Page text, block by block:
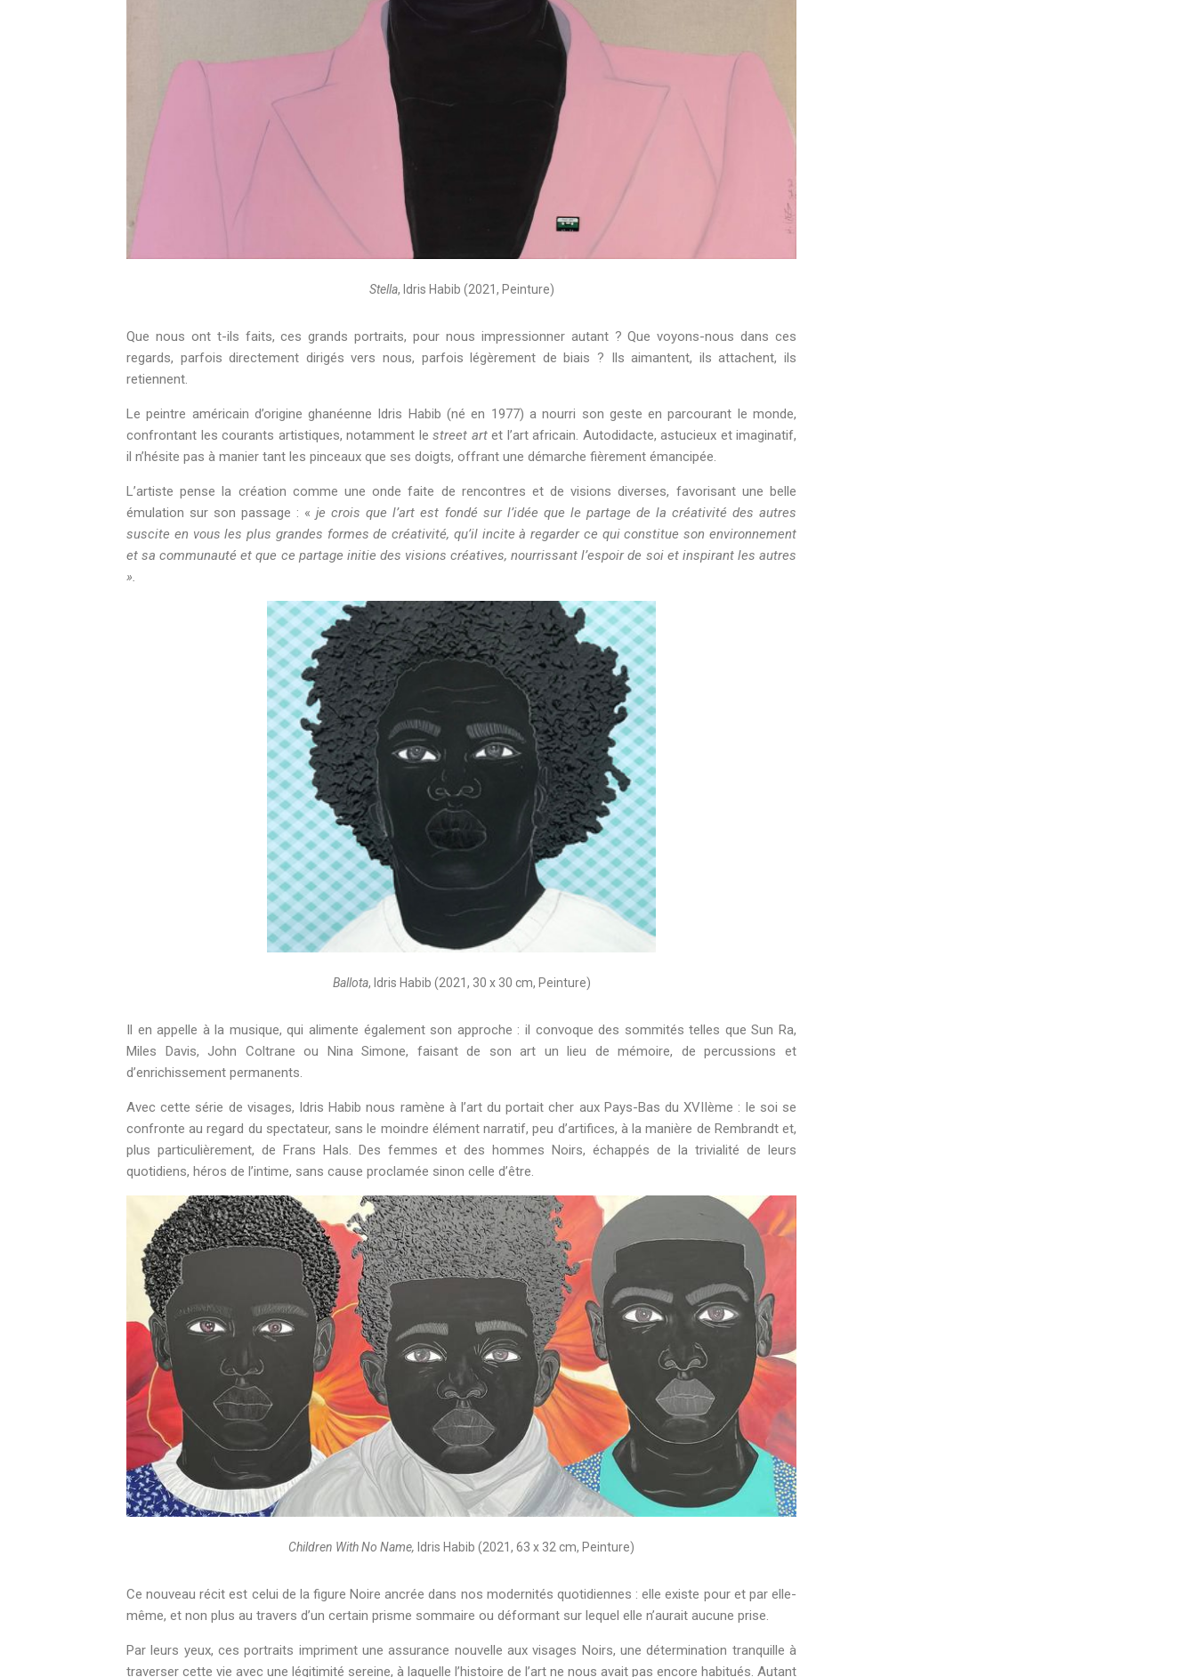
Stella, Idris Habib (2021, Peinture)
Que nous ont t-ils faits, ces grands portraits, pour nous impressionner autant ? Que voyons-nous dans ces
regards, parfois directement dirigés vers nous, parfois légèrement de biais ? Ils aimantent, ils attachent, ils
retiennent.
Le peintre américain d’origine ghanéenne Idris Habib (né en 1977) a nourri son geste en parcourant le monde,
confrontant les courants artistiques, notamment le street artet l’art africain. Autodidacte, astucieux et imaginatif,
il n’hésite pas à manier tant les pinceaux que ses doigts, offrant une démarche fièrement émancipée.
L’artiste pense la création comme une onde faite de rencontres et de visions diverses, favorisant une belle
émulation sur son passage : «je crois que l’art est fondé sur l’idée que le partage de la créativité des autres
suscite en vous les plus grandes formes de créativité, qu’il incite à regarder ce qui constitue son environnement
et sa communauté et que ce partage initie des visions créatives, nourrissant l’espoir de soi et inspirant les autres
».
Ballota, Idris Habib (2021, 30 x 30 cm, Peinture)
Il en appelle à la musique, qui alimente également son approche : il convoque des sommités telles que Sun Ra,
Miles Davis, John Coltrane ou Nina Simone, faisant de son art un lieu de mémoire, de percussions et
d’enrichissement permanents.
Avec cette série de visages, Idris Habib nous ramène à l’art du portait cher aux Pays-Bas du XVIIème : le soi se
confronte au regard du spectateur, sans le moindre élément narratif, peu d’artifices, à la manière de Rembrandt et,
plus particulièrement, de Frans Hals. Des femmes et des hommes Noirs, échappés de la trivialité de leurs
quotidiens, héros de l’intime, sans cause proclamée sinon celle d’être.
Children With No Name, Idris Habib (2021, 63 x 32 cm, Peinture)
Ce nouveau récit est celui de la figure Noire ancrée dans nos modernités quotidiennes : elle existe pour et par elle-
même, et non plus au travers d’un certain prisme sommaire ou déformant sur lequel elle n’aurait aucune prise.
Par leurs yeux, ces portraits impriment une assurance nouvelle aux visages Noirs, une détermination tranquille à
traverser cette vie avec une légitimité sereine, à laquelle l’histoire de l’art ne nous avait pas encore habitués. Autant